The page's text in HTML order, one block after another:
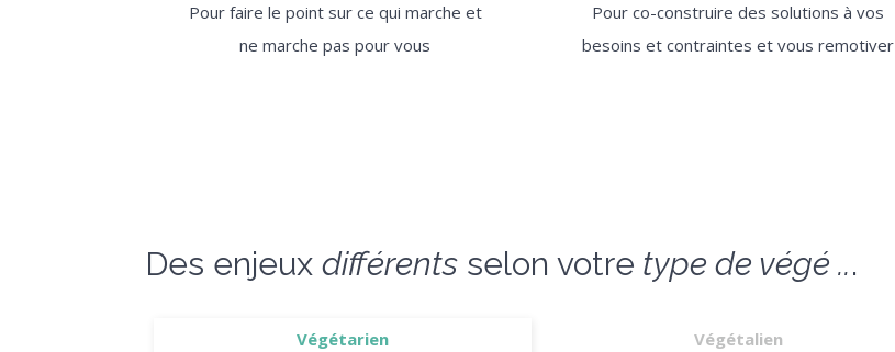
Pour faire le point sur ce qui marche et
ne marche pas pour vous
Pour co-construire des solutions à vos
besoins et contraintes et vous remotiver
vous donnent envie et vous motivent
Des enjeux différents selon votre type de végé ...
Végétarien Végétalien